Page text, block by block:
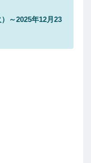
～2025年12月23